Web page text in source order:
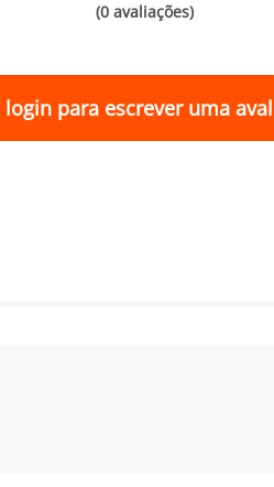
(0 avaliações)
login para escrever uma